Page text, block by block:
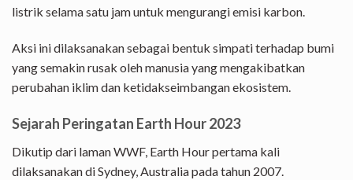
listrik selama satu jam untuk mengurangi emisi karbon.
Aksi ini dilaksanakan sebagai bentuk simpati terhadap bumi
yang semakin rusak oleh manusia yang mengakibatkan
perubahan iklim dan ketidakseimbangan ekosistem.
Sejarah Peringatan Earth Hour 2023
Dikutip dari laman WWF, Earth Hour pertama kali
dilaksanakan di Sydney, Australia pada tahun 2007.